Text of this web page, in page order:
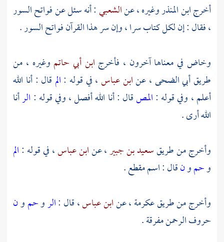
أخرجابن المنذروغيره ، عنالشعبي: أنه سئل عن فواتح السور
، فقال : إن لكل كتاب سرا ، وإن سر هذا القرآن فواتح السور .
وخاض في معناها آخرون ، فأخرج ابن أبي حاتم وغيره ، من
طريقأبي الضحى، عنابن عباس، في قوله :الم قال : أنا الله
أعلم ، وفي قوله :المصقال : أنا الله أفصل ، وفي قوله : الرأنا
الله أرى .
وأخرج من طريقسعيد بن جبير، عنابن عباس، في قوله :الم
وحمونقال : اسم مقطع .
وأخرج من طريقعكرمة، عنابن عباس، قال :الروحمون
حروف الرحمن مفرقة .